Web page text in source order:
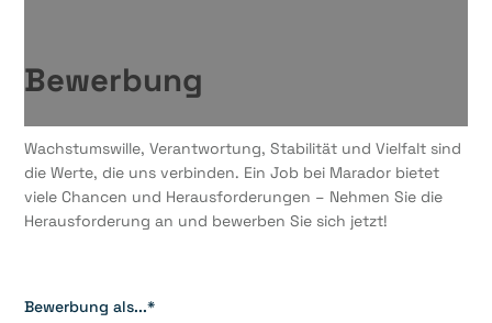
Bewerbung
Wachstumswille, Verantwortung, Stabilität und Vielfalt sind
die Werte, die uns verbinden. Ein Job bei Marador bietet
viele Chancen und Herausforderungen – Nehmen Sie die
Herausforderung an und bewerben Sie sich jetzt!
Bewerbung als...*